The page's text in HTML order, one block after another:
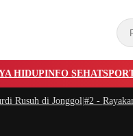
HIDUPINFO SEHAT
di Jonggol|#2 -Rayakan